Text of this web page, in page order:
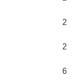
2
2
6